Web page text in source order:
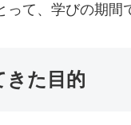
って、学びの期間
きた目的